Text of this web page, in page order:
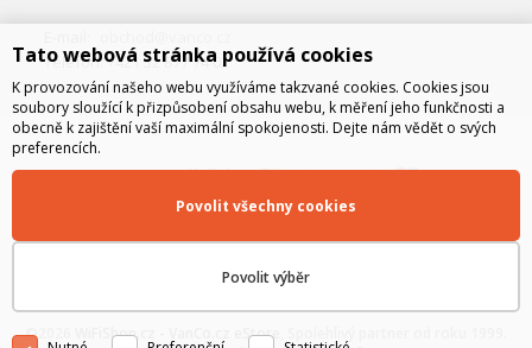
Telefon: +421 32 877 74 02
©2026 WiFiShop.cz - VanCo.cz eStore
Tato webová stránka používá cookies
K provozování našeho webu využíváme takzvané cookies. Cookies jsou
soubory sloužící k přizpůsobení obsahu webu, k měření jeho funkčnosti a
obecně k zajištění vaší maximální spokojenosti. Dejte nám vědět o svých
preferencích.
Povolit výběr
Povolit všechny cookies